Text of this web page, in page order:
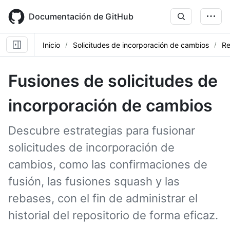
main
content
Documentación de GitHub
Inicio Solicitudes de incorporación de cambios
Fusiones de solicitudes de
incorporación de cambios
Descubre estrategias para fusionar
solicitudes de incorporación de
cambios, como las confirmaciones de
fusión, las fusiones squash y las
rebases, con el fin de administrar el
historial del repositorio de forma eficaz.